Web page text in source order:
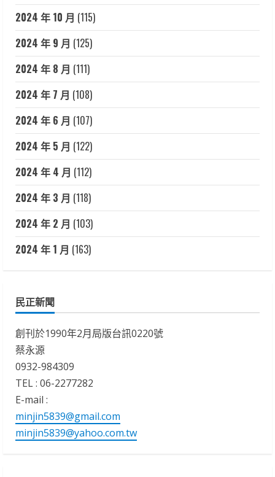
2024 年 10 月 (115)
2024 年 9 月 (125)
2024 年 8 月 (111)
2024 年 7 月 (108)
2024 年 6 月 (107)
2024 年 5 月 (122)
2024 年 4 月 (112)
2024 年 3 月 (118)
2024 年 2 月 (103)
2024 年 1 月 (163)
民正新聞
創刊於1990年2月局版台訊0220號
蔡永源
0932-984309
TEL : 06-2277282
E-mail :
minjin5839@gmail.com
minjin5839@yahoo.com.tw